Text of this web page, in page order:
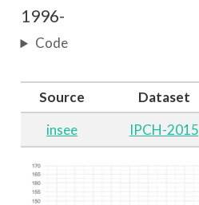
1996-
Code
Source Dataset
insee
IPCH-2015